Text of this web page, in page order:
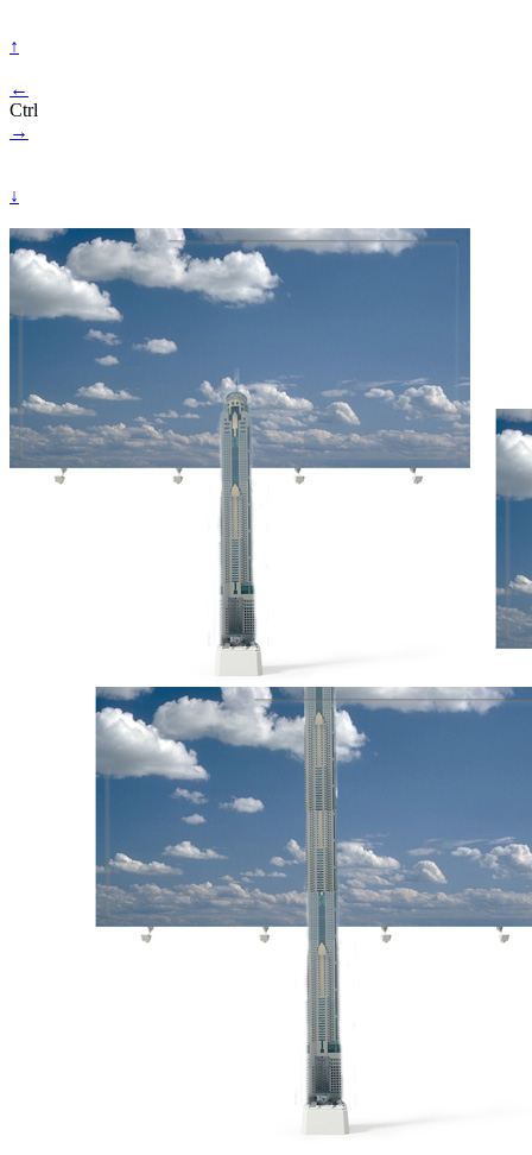
↑
←
Ctrl
→
↓